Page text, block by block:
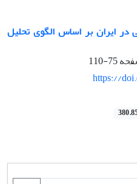
ایران بر اساس الگوی تحلیل
75-110
https://